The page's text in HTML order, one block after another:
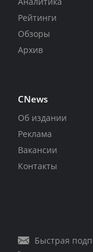
Рейтинги
Обзоры
Архив
CNews
Об издании
Реклама
Вакансии
Контакты
Быстрая